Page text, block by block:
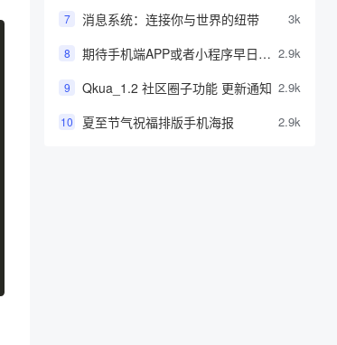
7 消息系统：连接你与世界的纽带 3k
8
期待手机端APP或者小程序早日到 2.9k
9 Qkua_1.2 社区圈子功能 更新通知 2.9k
10 夏至节气祝福排版手机海报 2.9k